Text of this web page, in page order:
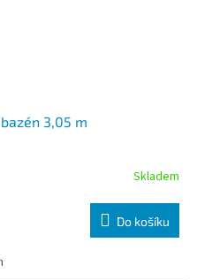
3,05 m
Skladem
Do košíku